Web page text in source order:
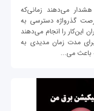
هشدار می‌دهند زمانی‌که
گذرواژه دسترسی به
این‌کار را انجام می‌دهند
مدت زمان مدیدی به
باعث می‌...